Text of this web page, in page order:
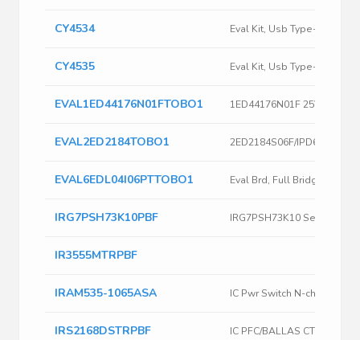
CY4534
CY4535
EVAL1ED44176N01FTOBO1
EVAL2ED2184TOBO1
EVAL6EDL04I06PTTOBO1
IRG7PSH73K10PBF
IR3555MTRPBF
IRAM535-1065ASA
IRS2168DSTRPBF